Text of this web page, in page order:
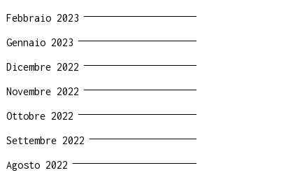
Febbraio 2023
Gennaio 2023
Dicembre 2022
Novembre 2022
Ottobre 2022
Settembre 2022
Agosto 2022